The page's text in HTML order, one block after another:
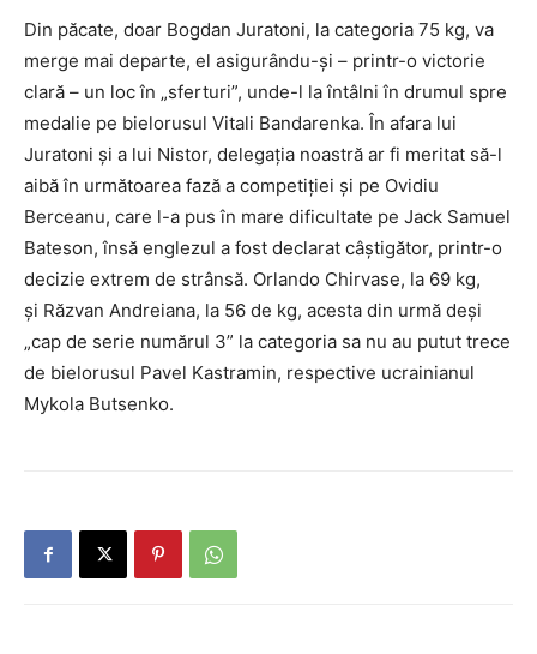
Din păcate, doar Bogdan Juratoni, la categoria 75 kg, va
merge mai departe, el asigurându-şi – printr-o victorie
clară – un loc în „sferturi”, unde-l la întâlni în drumul spre
medalie pe bielorusul Vitali Bandarenka. În afara lui
Juratoni şi a lui Nistor, delegaţia noastră ar fi meritat să-l
aibă în următoarea fază a competiţiei şi pe Ovidiu
Berceanu, care l-a pus în mare dificultate pe Jack Samuel
Bateson, însă englezul a fost declarat câştigător, printr-o
decizie extrem de strânsă. Orlando Chirvase, la 69 kg,
şi Răzvan Andreiana, la 56 de kg, acesta din urmă deşi
„cap de serie numărul 3” la categoria sa nu au putut trece
de bielorusul Pavel Kastramin, respective ucrainianul
Mykola Butsenko.